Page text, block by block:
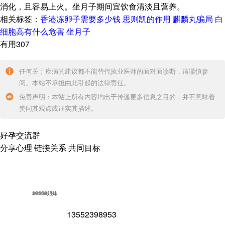
消化，且容易上火。坐月子期间宜饮食清淡且营养。
相关标签： 香港冻卵子需要多少钱思则凯的作用 麒麟丸骗局 白
细胞高有什么危害坐月子
有用307
任何关于疾病的建议都不能替代执业医师的面对面诊断，请谨慎参
阅。本站不承担由此引起的法律责任。
免责声明：本站上所有内容均出于传递更多信息之目的，并不意味着
赞同其观点或证实其描述。
好孕交流群
分享心理 链接关系 共同目标
18562姐妹
16852姐妹
23586姐妹
39154姐妹
13552398953